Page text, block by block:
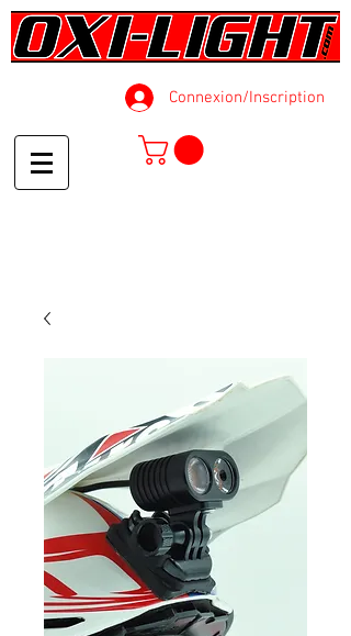
Connexion/Inscription